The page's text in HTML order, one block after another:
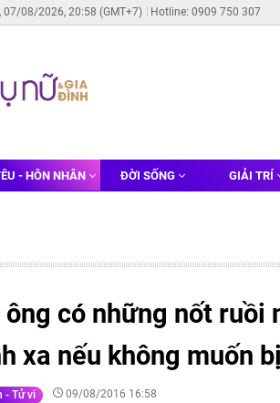
07/08/2026, 20:58 (GMT+7) Hotline: 0909 750 307
- HÔN NHÂN ĐỜI SỐNG GIẢI TRÍ
có những nốt ruồi
xa nếu không muốn
- Tử vi 09/08/2016 16:58